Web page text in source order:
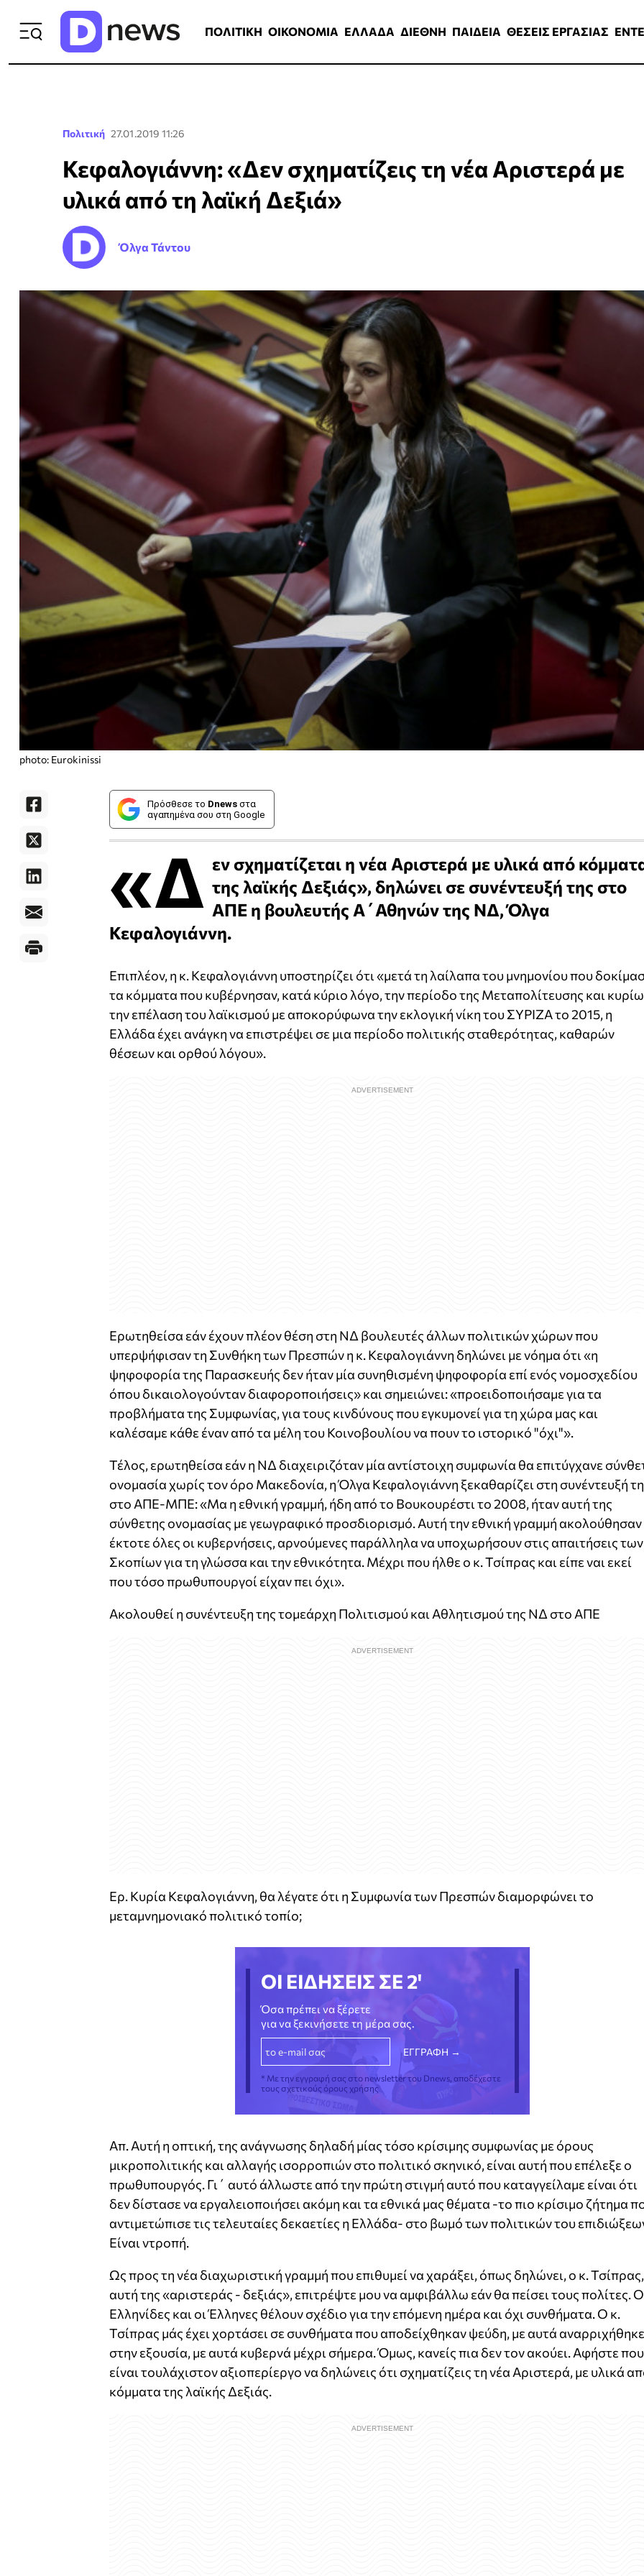
ΠΟΛΙΤΙΚΗ ΟΙΚΟΝΟΜΙΑ ΕΛΛΑΔΑ ΔΙΕΘΝΗ ΠΑΙΔΕΙΑ ΘΕΣΕΙΣ ΕΡΓΑΣΙΑΣ
Πολιτική 27.01.2019 11:26
Κεφαλογιάννη: «Δεν σχηματίζεις τη νέα Αριστερά με
υλικά από τη λαϊκή Δεξιά»
Όλγα Τάντου
photo: Eurokinissi
Πρόσθεσε το Dnews στα
αγαπημένα σου στη Google
«Δ εν σχηματίζεται η νέα Αριστερά με υλικά από
της λαϊκής Δεξιάς», δηλώνει σε συνέντευξή της στο
ΑΠΕ η βουλευτής Α΄Αθηνών της ΝΔ, Όλγα
Κεφαλογιάννη.
Επιπλέον, η κ. Κεφαλογιάννη υποστηρίζει ότι «μετά τη λαίλαπα του μνημονίου που
τα κόμματα που κυβέρνησαν, κατά κύριο λόγο, την περίοδο της Μεταπολίτευσης και
την επέλαση του λαϊκισμού με αποκορύφωνα την εκλογική νίκη του ΣΥΡΙΖΑ το 2015, η
Ελλάδα έχει ανάγκη να επιστρέψει σε μια περίοδο πολιτικής σταθερότητας, καθαρών
θέσεων και ορθού λόγου».
Ερωτηθείσα εάν έχουν πλέον θέση στη ΝΔ βουλευτές άλλων πολιτικών χώρων που
υπερψήφισαν τη Συνθήκη των Πρεσπών η κ. Κεφαλογιάννη δηλώνει με νόημα ότι «η
ψηφοφορία της Παρασκευής δεν ήταν μία συνηθισμένη ψηφοφορία επί ενός νομοσχεδίου
όπου δικαιολογούνταν διαφοροποιήσεις» και σημειώνει: «προειδοποιήσαμε για τα
προβλήματα της Συμφωνίας, για τους κινδύνους που εγκυμονεί για τη χώρα μας και
καλέσαμε κάθε έναν από τα μέλη του Κοινοβουλίου να πουν το ιστορικό "όχι"».
Τέλος, ερωτηθείσα εάν η ΝΔ διαχειριζόταν μία αντίστοιχη συμφωνία θα επιτύγχανε
ονομασία χωρίς τον όρο Μακεδονία, η Όλγα Κεφαλογιάννη ξεκαθαρίζει στη συνέντευξή
στο ΑΠΕ-ΜΠΕ: «Μα η εθνική γραμμή, ήδη από το Βουκουρέστι το 2008, ήταν αυτή της
σύνθετης ονομασίας με γεωγραφικό προσδιορισμό. Αυτή την εθνική γραμμή ακολούθησαν
έκτοτε όλες οι κυβερνήσεις, αρνούμενες παράλληλα να υποχωρήσουν στις απαιτήσεις των
Σκοπίων για τη γλώσσα και την εθνικότητα. Μέχρι που ήλθε ο κ. Τσίπρας και είπε ναι εκεί
που τόσο πρωθυπουργοί είχαν πει όχι».
Ακολουθεί η συνέντευξη της τομεάρχη Πολιτισμού και Αθλητισμού της ΝΔ στο ΑΠΕ
Ερ. Κυρία Κεφαλογιάννη, θα λέγατε ότι η Συμφωνία των Πρεσπών διαμορφώνει το
μεταμνημονιακό πολιτικό τοπίο;
ΟΙ ΕΙΔΗΣΕΙΣ ΣΕ 2'
Όσα πρέπει να ξέρετε
για να ξεκινήσετε τη μέρα σας.
* Με την εγγραφή σας στο newsletter του Dnews, αποδέχεστε
τους σχετικούς όρους χρήσης
Απ. Αυτή η οπτική, της ανάγνωσης δηλαδή μίας τόσο κρίσιμης συμφωνίας με όρους
μικροπολιτικής και αλλαγής ισορροπιών στο πολιτικό σκηνικό, είναι αυτή που επέλεξε ο
πρωθυπουργός. Γι΄ αυτό άλλωστε από την πρώτη στιγμή αυτό που καταγγείλαμε είναι ότι
δεν δίστασε να εργαλειοποιήσει ακόμη και τα εθνικά μας θέματα -το πιο κρίσιμο ζήτημα
αντιμετώπισε τις τελευταίες δεκαετίες η Ελλάδα- στο βωμό των πολιτικών του
Είναι ντροπή.
Ως προς τη νέα διαχωριστική γραμμή που επιθυμεί να χαράξει, όπως δηλώνει, ο κ. Τσίπρας,
αυτή της «αριστεράς - δεξιάς», επιτρέψτε μου να αμφιβάλλω εάν θα πείσει τους πολίτες.
Ελληνίδες και οι Έλληνες θέλουν σχέδιο για την επόμενη ημέρα και όχι συνθήματα. Ο κ.
Τσίπρας μάς έχει χορτάσει σε συνθήματα που αποδείχθηκαν ψεύδη, με αυτά αναρριχήθηκε
στην εξουσία, με αυτά κυβερνά μέχρι σήμερα. Όμως, κανείς πια δεν τον ακούει. Αφήστε που
είναι τουλάχιστον αξιοπερίεργο να δηλώνεις ότι σχηματίζεις τη νέα Αριστερά, με υλικά
κόμματα της λαϊκής Δεξιάς.